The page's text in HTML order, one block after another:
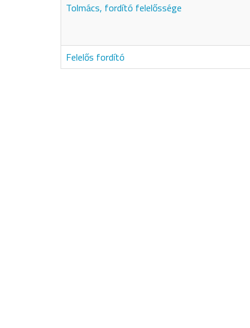
Tolmács, fordító felelőssége
Felelős fordító